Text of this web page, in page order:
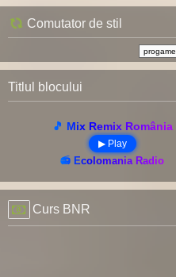
Comutator de stil
Titlul blocului
🎵 Mix Remix România
▶ Play
📻 Ecolomania Radio
Curs BNR